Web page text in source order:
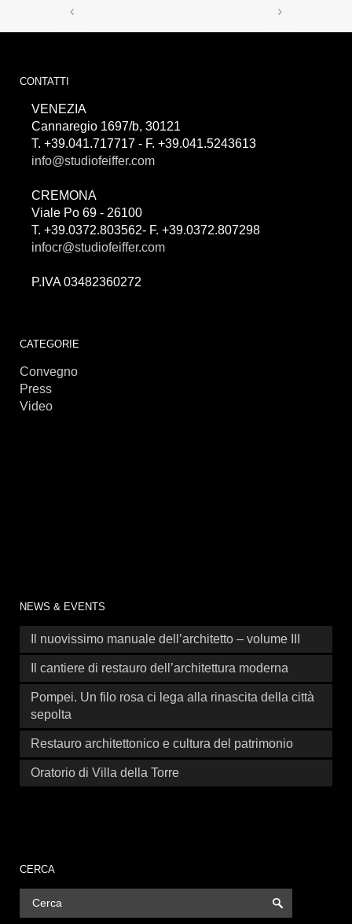
CONTATTI
VENEZIA
Cannaregio 1697/b, 30121
T. +39.041.717717 - F. +39.041.5243613
info@studiofeiffer.com
CREMONA
Viale Po 69 - 26100
T. +39.0372.803562- F. +39.0372.807298
infocr@studiofeiffer.com
P.IVA 03482360272
CATEGORIE
Convegno
Press
Video
NEWS & EVENTS
Il nuovissimo manuale dell’architetto – volume III
Il cantiere di restauro dell’architettura moderna
Pompei. Un filo rosa ci lega alla rinascita della città
sepolta
Restauro architettonico e cultura del patrimonio
Oratorio di Villa della Torre
CERCA